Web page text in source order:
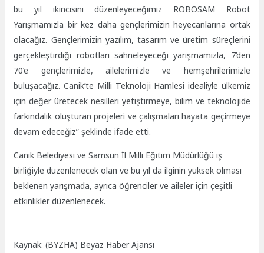
bu yıl ikincisini düzenleyeceğimiz ROBOSAM Robot
Yarışmamızla bir kez daha gençlerimizin heyecanlarına ortak
olacağız. Gençlerimizin yazılım, tasarım ve üretim süreçlerini
gerçekleştirdiği robotları sahneleyeceği yarışmamızla, 7’den
70’e gençlerimizle, ailelerimizle ve hemşehrilerimizle
buluşacağız. Canik’te Milli Teknoloji Hamlesi idealiyle ülkemiz
için değer üretecek nesilleri yetiştirmeye, bilim ve teknolojide
farkındalık oluşturan projeleri ve çalışmaları hayata geçirmeye
devam edeceğiz” şeklinde ifade etti.
Canik Belediyesi ve Samsun İl Milli Eğitim Müdürlüğü iş
birliğiyle düzenlenecek olan ve bu yıl da ilginin yüksek olması
beklenen yarışmada, ayrıca öğrenciler ve aileler için çeşitli
etkinlikler düzenlenecek.
Kaynak: (BYZHA) Beyaz Haber Ajansı